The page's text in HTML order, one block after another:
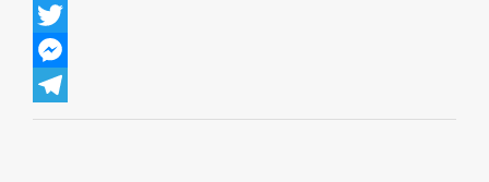
СЕРПЕНЬ
12:23
переправу, склады и другие важные объекты…
Facebook
Twitter
Messenger
Telegram